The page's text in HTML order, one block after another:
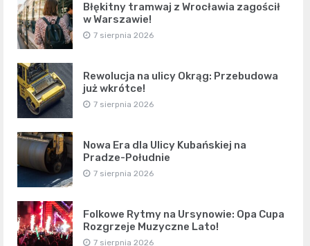
Błękitny tramwaj z Wrocławia zagościł
w Warszawie!
7 sierpnia 2026
Rewolucja na ulicy Okrąg: Przebudowa
już wkrótce!
7 sierpnia 2026
Nowa Era dla Ulicy Kubańskiej na
Pradze-Południe
7 sierpnia 2026
Folkowe Rytmy na Ursynowie: Opa Cupa
Rozgrzeje Muzyczne Lato!
7 sierpnia 2026